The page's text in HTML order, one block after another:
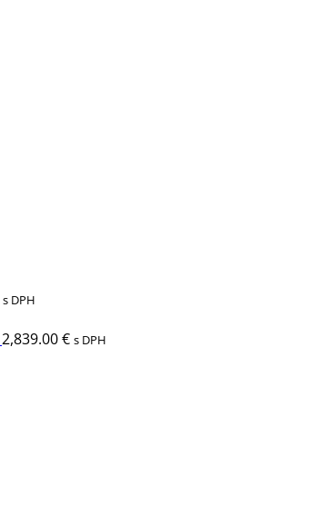
s DPH
2,839.00€ s DPH